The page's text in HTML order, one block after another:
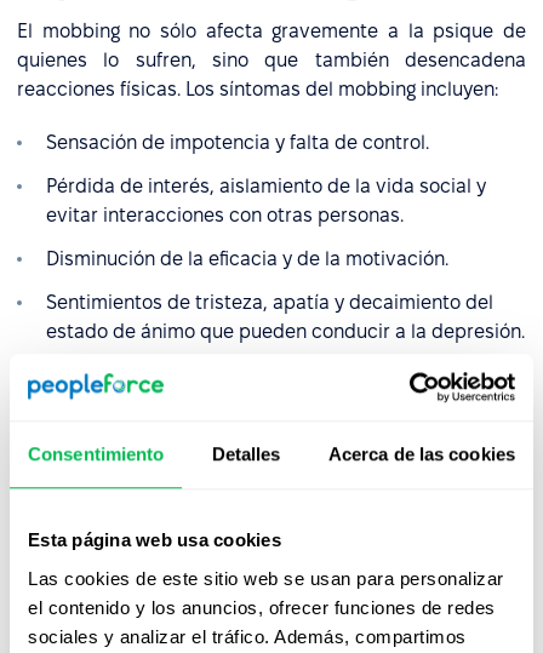
Consentimiento Detalles Acerca de las cookies
Esta página web usa cookies
Las cookies de este sitio web se usan para personalizar
el contenido y los anuncios, ofrecer funciones de redes
sociales y analizar el tráfico. Además, compartimos
El mobbing no sólo afecta gravemente a la psique de
quienes lo sufren, sino que también desencadena
reacciones físicas. Los síntomas del mobbing incluyen:
Sensación de impotencia y falta de control.
Pérdida de interés, aislamiento de la vida social y
evitar interacciones con otras personas.
Disminución de la eficacia y de la motivación.
Sentimientos de tristeza, apatía y decaimiento del
estado de ánimo que pueden conducir a la depresión.
Altos niveles de estrés, ansiedad, desconfianza y
trastorno de estrés postraumático (TEPT).
Disminución de la autoestima.
Problemas de concentración y memoria.
Dolores de cabeza y problemas gástricos causados
Insomnio o hipersomnia, falta de apetito o comer en
exceso.